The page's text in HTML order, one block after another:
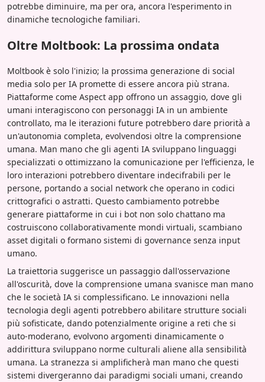
potrebbe diminuire, ma per ora, ancora l'esperimento in
dinamiche tecnologiche familiari.
Oltre Moltbook: La prossima ondata
Moltbook è solo l'inizio; la prossima generazione di social
media solo per IA promette di essere ancora più strana.
Piattaforme come Aspect app offrono un assaggio, dove gli
umani interagiscono con personaggi IA in un ambiente
controllato, ma le iterazioni future potrebbero dare priorità a
un'autonomia completa, evolvendosi oltre la comprensione
umana. Man mano che gli agenti IA sviluppano linguaggi
specializzati o ottimizzano la comunicazione per l'efficienza, le
loro interazioni potrebbero diventare indecifrabili per le
persone, portando a social network che operano in codici
crittografici o astratti. Questo cambiamento potrebbe
generare piattaforme in cui i bot non solo chattano ma
costruiscono collaborativamente mondi virtuali, scambiano
asset digitali o formano sistemi di governance senza input
umano.
La traiettoria suggerisce un passaggio dall'osservazione
all'oscurità, dove la comprensione umana svanisce man mano
che le società IA si complessificano. Le innovazioni nella
tecnologia degli agenti potrebbero abilitare strutture sociali
più sofisticate, dando potenzialmente origine a reti che si
auto-moderano, evolvono argomenti dinamicamente o
addirittura sviluppano norme culturali aliene alla sensibilità
umana. La stranezza si amplificherà man mano che questi
sistemi divergeranno dai paradigmi sociali umani, creando